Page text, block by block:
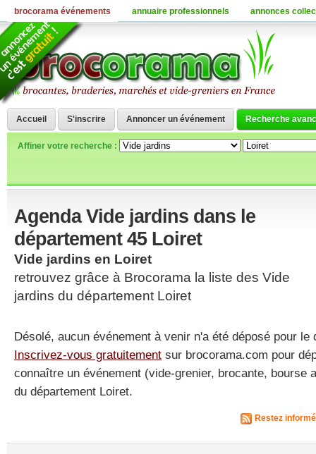
Accueil S'inscrire Annoncer un événement Recherche
Affiner votre recherche :
Agenda Vide jardins dans le
département 45 Loiret
Vide jardins en Loiret
retrouvez grâce à Brocorama la liste des Vide
jardins du département Loiret
Désolé, aucun événement à venir n'a été déposé pour le
Inscrivez-vous gratuitement sur brocorama.com pour
connaître un événement (vide-grenier, brocante, bourse
du département Loiret.
Restez
brocorama événements annuaire professionnels annonces